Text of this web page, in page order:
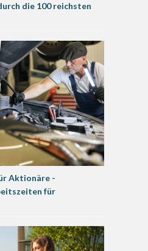
die 100 reichsten
Aktionäre -
für